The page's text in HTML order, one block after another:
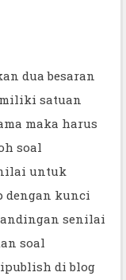
dua besaran
satuan
maka harus
soal
untuk
dengan kunci
senilai
soal
di blog